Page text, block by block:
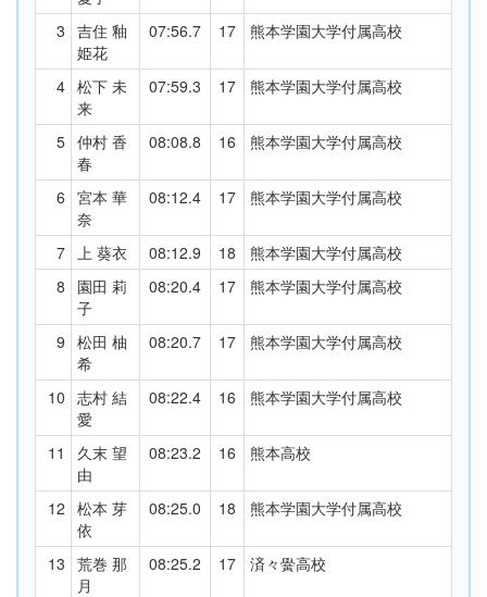
3 吉住 釉
姫花
07:56.7 17 熊本学園大学付属高校
4 松下 未
来
07:59.3 17 熊本学園大学付属高校
5 仲村 香
春
08:08.8 16 熊本学園大学付属高校
6 宮本 華
奈
08:12.4 17 熊本学園大学付属高校
7 上 葵衣 08:12.9 18
熊本学園大学付属高校
8
園田 莉
子
08:20.4 17 熊本学園大学付属高校
9 松田 柚
希
08:20.7 17 熊本学園大学付属高校
10 志村 結
愛
08:22.4 16 熊本学園大学付属高校
11
久末 望
由
08:23.2 16 熊本高校
12 松本 芽
依
08:25.0 18 熊本学園大学付属高校
13 荒巻 那
月
08:25.2 17 済々黌高校